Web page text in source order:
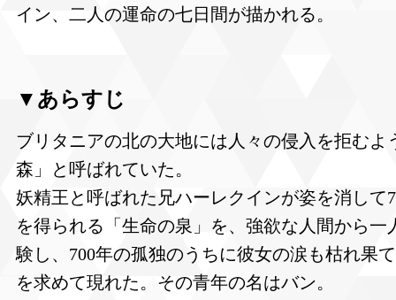
イン、二人の運命の七日間が描かれる。
▼あらすじ
ブリタニアの北の大地には人々の侵入を拒む
森」と呼ばれていた。
妖精王と呼ばれた兄ハーレクインが姿を消して
を得られる「生命の泉」を、強欲な人間から
験し、700年の孤独のうちに彼女の涙も枯れ果
を求めて現れた。その青年の名はバン。